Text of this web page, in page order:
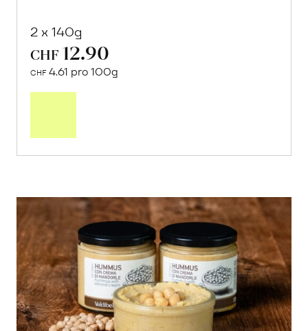
2 x 140g
CHF 12.90
CHF 4.61 pro 100g